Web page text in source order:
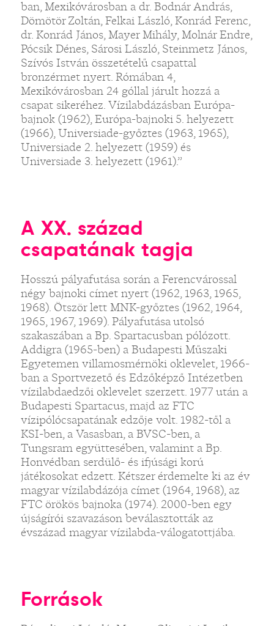
ban, Mexikóvárosban a dr. Bodnár András,
Dömötör Zoltán, Felkai László, Konrád Ferenc,
dr. Konrád János, Mayer Mihály, Molnár Endre,
Pócsik Dénes, Sárosi László, Steinmetz János,
Szívós István összetételű csapattal
bronzérmet nyert. Rómában 4,
Mexikóvárosban 24 góllal járult hozzá a
csapat sikeréhez. Vízilabdázásban Európa-
bajnok (1962), Európa-bajnoki 5. helyezett
(1966), Universiade-győztes (1963, 1965),
Universiade 2. helyezett (1959) és
Universiade 3. helyezett (1961).”
A XX. század
csapatának tagja
Hosszú pályafutása során a Ferencvárossal
négy bajnoki címet nyert (1962, 1963, 1965,
1968). Ötször lett MNK-győztes (1962, 1964,
1965, 1967, 1969). Pályafutása utolsó
szakaszában a Bp. Spartacusban pólózott.
Addigra (1965-ben) a Budapesti Műszaki
Egyetemen villamosmérnöki oklevelet, 1966-
ban a Sportvezető és Edzőképző Intézetben
vízilabdaedzői oklevelet szerzett. 1977 után a
Budapesti Spartacus, majd az FTC
vízipólócsapatának edzője volt. 1982-től a
KSI-ben, a Vasasban, a BVSC-ben, a
Tungsram együttesében, valamint a Bp.
Honvédban serdülő- és ifjúsági korú
játékosokat edzett. Kétszer érdemelte ki az év
magyar vízilabdázója címet (1964, 1968), az
FTC örökös bajnoka (1974). 2000-ben egy
újságírói szavazáson beválasztották az
évszázad magyar vízilabda-válogatottjába.
Források